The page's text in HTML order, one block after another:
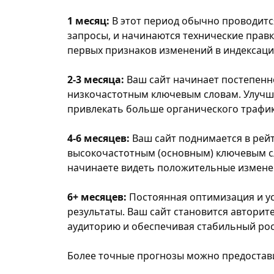
1 месяц: В этот период обычно
запросы, и начинаются технические
первых признаков изменений в
2-3 месяца: Ваш сайт начинает
низкочастотным ключевым словам.
привлекать больше органического
4-6 месяцев: Ваш сайт поднимается в
высокочастотным (основным) ключевым
начинаете видеть положительные
6+ месяцев: Постоянная оптимизация и
результаты. Ваш сайт становится
аудиторию и обеспечивая стабильный
Более точные прогнозы можно